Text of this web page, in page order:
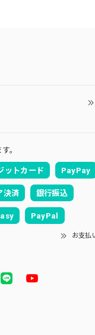
。
ットカード PayPay
決済 銀行振込
PayPal
お支払